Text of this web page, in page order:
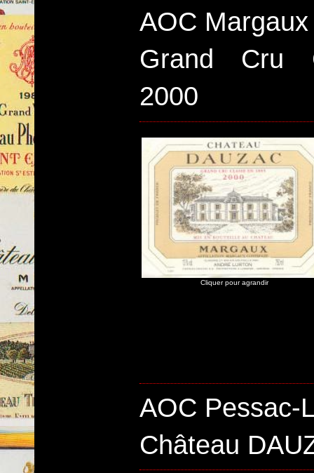
AOC
Grand Cru
2000
Cliquer pour agrandir
AOC Pessac-
Château